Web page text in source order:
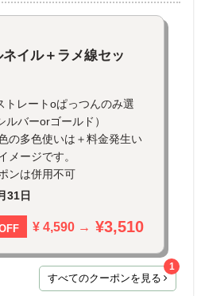
イル＋ラメ線セッ
トレートoぱっつんのみ選
バーorゴールド）
の多色使いは＋料金発生い
メージです。
ンは併用不可
31日
¥ 4,590 → ¥3,510
すべてのクーポンを見る
1